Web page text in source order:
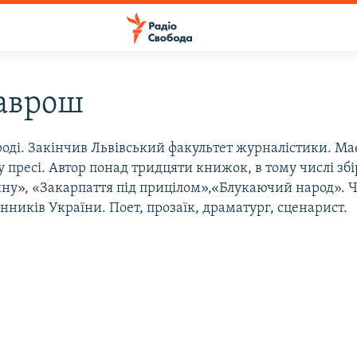
Закінчив Львівський факультет журналістики.
пресі. Автор понад тридцяти книжок, в тому числі
«Закарпаття під прицілом»,«Блукаючий народ».
України. Поет, прозаїк, драматург, сценарист.